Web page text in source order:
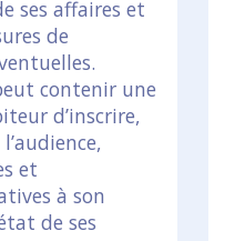
ses affaires et
de
contenir une
d’inscrire,
et
à son
de ses